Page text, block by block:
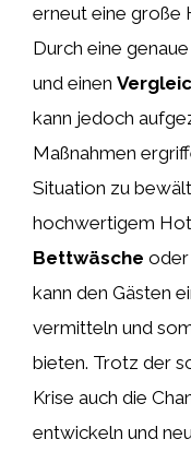
erneut eine große
Durch eine genaue
und einen
kann jedoch
Maßnahmen
Situation zu
hochwertigem
Bettwäsche oder
kann den Gästen
vermitteln und
bieten. Trotz der
Krise auch die
entwickeln und